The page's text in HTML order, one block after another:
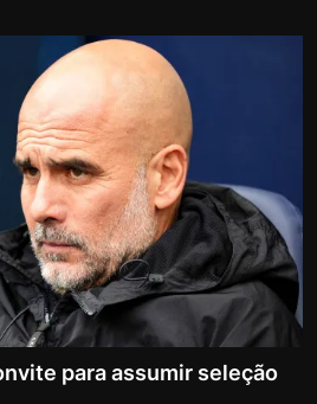
para assumir seleção